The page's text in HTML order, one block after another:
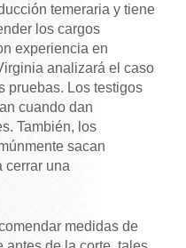
temeraria y tiene
los cargos
experiencia en
analizará el caso
pruebas. Los testigos
cuando dan
También, los
sacan
cerrar una
medidas de